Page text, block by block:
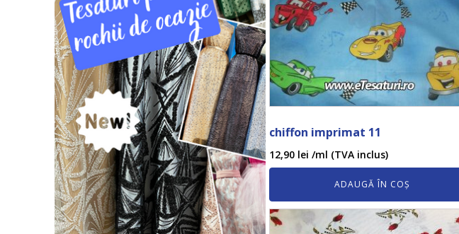
chiffon imprimat 11
12,90 lei /ml (TVA inclus)
ADAUGĂ ÎN COȘ